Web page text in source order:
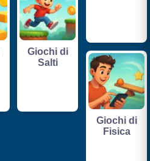
Giochi di
Salti
Giochi di
Fisica